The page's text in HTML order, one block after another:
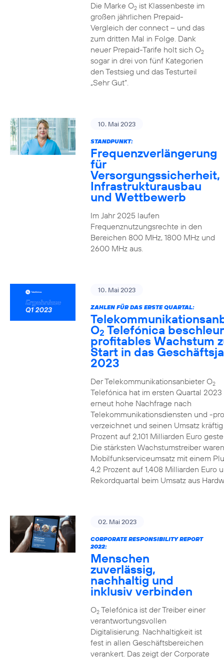
Die Marke O2ist Klassenbeste im
großen jährlichen Prepaid-
Vergleich der connect – und das
zum dritten Mal in Folge. Dank
neuer Prepaid-Tarife holt sich O2
sogar in drei von fünf Kategorien
den Testsieg und das Testurteil
„Sehr Gut“.
10. Mai 2023
STANDPUNKT:
Frequenzverlängerung
für
Versorgungssicherheit,
Infrastrukturausbau
und Wettbewerb
Im Jahr 2025 laufen
Frequenznutzungsrechte in den
Bereichen 800 MHz, 1800 MHz und
2600 MHz aus.
10. Mai 2023
ZAHLEN FÜR DAS ERSTE QUARTAL:
O2 Telefónica
profitables Wachstum
Start in das
2023
Der Telekommunikationsanbieter O2
Telefónica hat im ersten Quartal 2023
erneut hohe Nachfrage nach
Telekommunikationsdiensten und -
verzeichnet und seinen Umsatz
Prozent auf 2,101 Milliarden Euro
Die stärksten Wachstumstreiber
Mobilfunkserviceumsatz mit einem
4,2 Prozent auf 1,408 Milliarden Euro
Rekordquartal beim Umsatz aus
02. Mai 2023
CORPORATE RESPONSIBILITY REPORT
2022:
Menschen
zuverlässig,
nachhaltig und
inklusiv verbinden
O2Telefónica ist der Treiber einer
verantwortungsvollen
Digitalisierung. Nachhaltigkeit ist
fest in allen Geschäftsbereichen
verankert. Das zeigt der Corporate